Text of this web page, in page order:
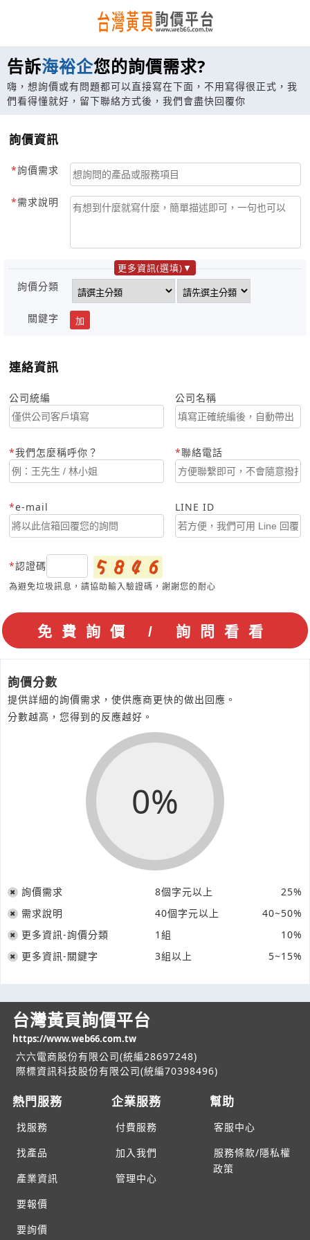
告訴海裕企您的詢價需求?
嗨，想詢價或有問題都可以直接寫在下面，不用寫得很正式，我
們看得懂就好，留下聯絡方式後，我們會盡快回覆你
詢價資訊
詢價需求
需求說明
更多資訊(選填)
詢價分類
關鍵字 加
連絡資訊
公司統編 公司名稱
我們怎麼稱呼你？ 聯絡電話
e-mail LINE ID
認證碼
為避免垃圾訊息，請協助輸入驗證碼，謝謝您的耐心
詢價分數
提供詳細的詢價需求，使供應商更快的做出回應。
分數越高，您得到的反應越好。
0%
詢價需求 8個字元以上
25%
需求說明
40個字元以上
40~50%
更多資訊-詢價分類
1組
10%
更多資訊-關鍵字
3組以上 5~15%
台灣黃頁詢價平台
https://www.web66.com.tw
六六電商股份有限公司(統編28697248)
際標資訊科技股份有限公司(統編70398496)
熱門服務
找服務
找產品
產業資訊
要報價
要詢價
企業服務
付費服務
加入我們
管理中心
幫助
客服中心
服務條款/隱私權
政策